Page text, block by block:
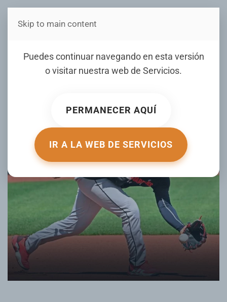
Estás en Telenord Medios
Puedes continuar navegando en esta versión
o visitar nuestra web de Servicios.
PERMANECER AQUÍ
IR A LA WEB DE SERVICIOS
Skip to main content
Guerrero Jr., y Ramírez
abandonaron un tenso
ESCRITO POR DIARIOLIBRE.COM EL26 JUNIO 2025